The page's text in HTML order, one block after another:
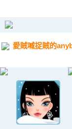
愛賊喊捉賊的